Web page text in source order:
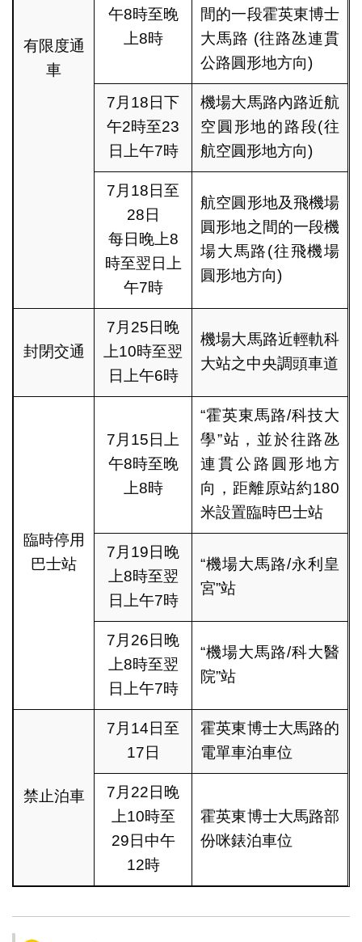
有限度通
車
午8時至晚
上8時
間的一段霍英東博士
大馬路 (往路氹連貫
公路圓形地方向)
7月18日下
午2時至23
日上午7時
機場大馬路內路近航
空圓形地的路段(往
航空圓形地方向)
7月18日至
28日
每日晚上8
時至翌日上
午7時
航空圓形地及飛機場
圓形地之間的一段機
場大馬路(往飛機場
圓形地方向)
封閉交通
7月25日晚
上10時至翌
日上午6時
機場大馬路近輕軌科
大站之中央調頭車道
臨時停用
巴士站
7月15日上
午8時至晚
上8時
“霍英東馬路/科技大
學”站，並於往路氹
連貫公路圓形地方
向，距離原站約180
米設置臨時巴士站
7月19日晚
上8時至翌
日上午7時
“機場大馬路/永利皇
宮”站
7月26日晚
上8時至翌
日上午7時
“機場大馬路/科大醫
院”站
禁止泊車
7月14日至
17日
霍英東博士大馬路的
電單車泊車位
7月22日晚
上10時至
29日中午
12時
霍英東博士大馬路部
份咪錶泊車位